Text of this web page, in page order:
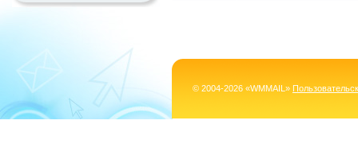
© 2004-2026 «WMMAIL»